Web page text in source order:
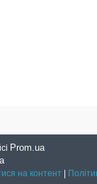
Prom.ua
на контент